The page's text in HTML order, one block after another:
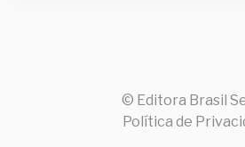
© Editora Brasil
Política de